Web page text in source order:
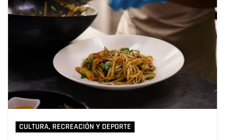
CULTURA, RECREACIÓN Y DEPORTE